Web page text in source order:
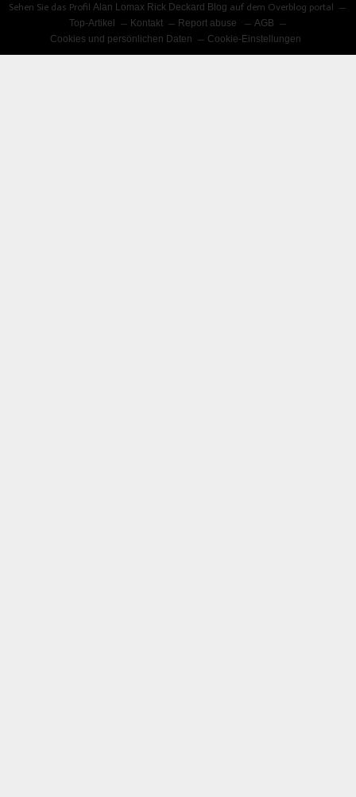
Sehen Sie das ProfilAlan Lomax Rick Deckard Blog auf dem Overblog portal
Top-Artikel
Kontakt Report abuse
AGB
Cookies und persönlichen Daten
Cookie-Einstellungen